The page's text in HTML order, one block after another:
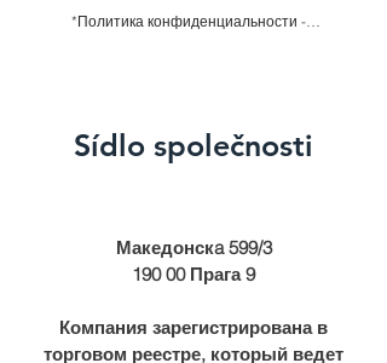
Sídlo společnosti
Македонскa 599/3
190 00 Прага 9
Компания зарегистрирована в
торговом реестре, который ведет